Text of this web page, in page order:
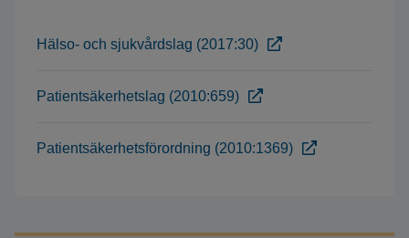
Hälso- och sjukvårdslag (2017:30)
Patientsäkerhetslag (2010:659)
Patientsäkerhetsförordning (2010:1369)